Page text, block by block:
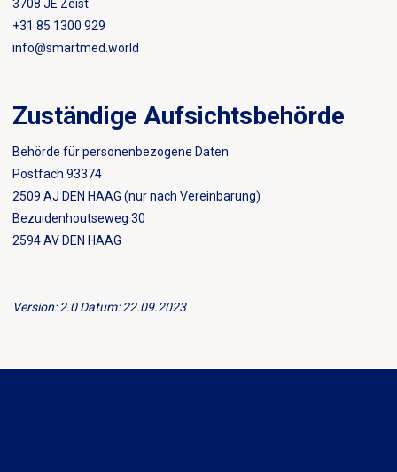
3708 JE Zeist
+31 85 1300 929
info@smartmed.world
Zuständige Aufsichtsbehörde
Behörde für personenbezogene Daten
Postfach 93374
2509 AJ DEN HAAG (nur nach Vereinbarung)
Bezuidenhoutseweg 30
2594 AV DEN HAAG
Version: 2.0 Datum: 22.09.2023